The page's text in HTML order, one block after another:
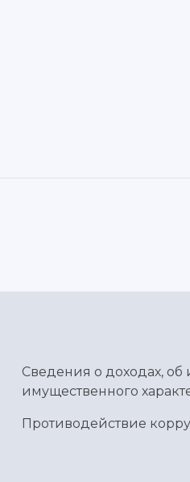
Сведения о доходах, об
имущественного
Противодействие